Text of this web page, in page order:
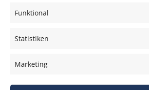
Funktional
Statistiken
Marketing